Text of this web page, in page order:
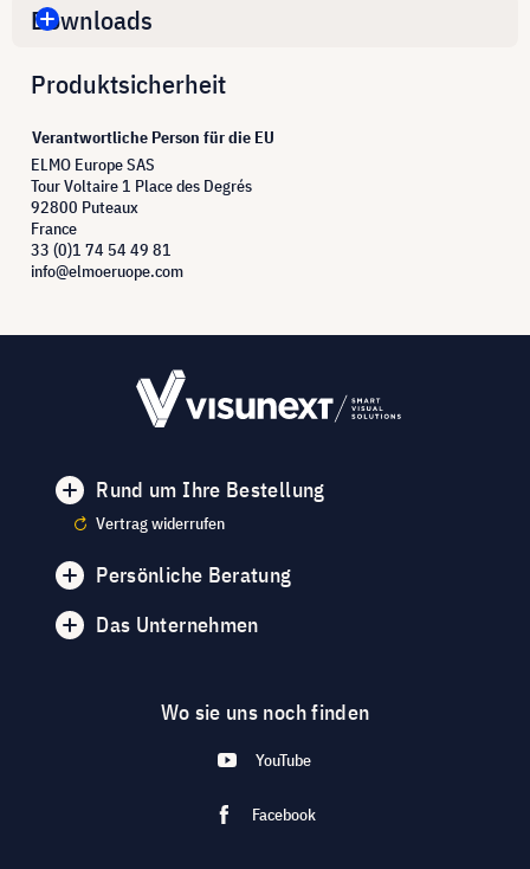
Downloads
Produktsicherheit
Verantwortliche Person für die EU
ELMO Europe SAS
Tour Voltaire 1 Place des Degrés
92800 Puteaux
France
33 (0)1 74 54 49 81
info@elmoeruope.com
Rund um Ihre Bestellung
Vertrag widerrufen
Persönliche Beratung
Das Unternehmen
Wo sie uns noch finden
YouTube
Facebook